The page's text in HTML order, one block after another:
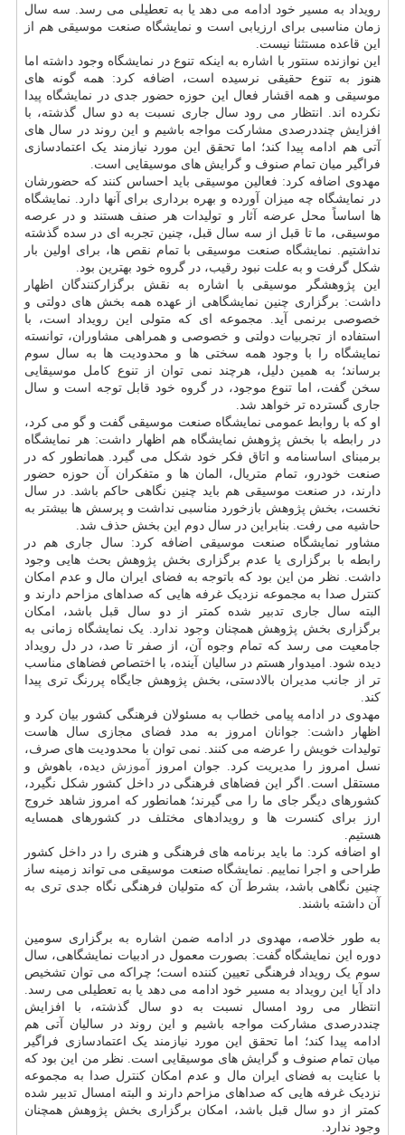
رویداد به مسیر خود ادامه می دهد یا به تعطیلی می رسد. سه سال
زمان مناسبی برای ارزیابی است و نمایشگاه صنعت موسیقی هم از
این قاعده مستثنا نیست.
این نوازنده سنتور با اشاره به اینکه تنوع در نمایشگاه وجود داشته اما
هنوز به تنوع حقیقی نرسیده است، اضافه کرد: همه گونه های
موسیقی و همه اقشار فعال این حوزه حضور جدی در نمایشگاه پیدا
نکرده اند. انتظار می رود سال جاری نسبت به دو سال گذشته، با
افزایش چنددرصدی مشارکت مواجه باشیم و این روند در سال های
آتی هم ادامه پیدا کند؛ اما تحقق این مورد نیازمند یک اعتمادسازی
فراگیر میان تمام صنوف و گرایش های موسیقایی است.
مهدوی اضافه کرد: فعالین موسیقی باید احساس کنند که حضورشان
در نمایشگاه چه میزان آورده و بهره برداری برای آنها دارد. نمایشگاه
ها اساساً محل عرضه آثار و تولیدات هر صنف هستند و در عرصه
موسیقی، ما تا قبل از سه سال قبل، چنین تجربه ای در سده گذشته
نداشتیم. نمایشگاه صنعت موسیقی با تمام نقص ها، برای اولین بار
شکل گرفت و به علت نبود رقیب، در گروه خود بهترین بود.
این پژوهشگر موسیقی با اشاره به نقش برگزارکنندگان اظهار
داشت: برگزاری چنین نمایشگاهی از عهده همه بخش های دولتی و
خصوصی برنمی آید. مجموعه ای که متولی این رویداد است، با
استفاده از تجربیات دولتی و خصوصی و همراهی مشاوران، توانسته
نمایشگاه را با وجود همه سختی ها و محدودیت ها به سال سوم
برساند؛ به همین دلیل، هرچند نمی توان از تنوع کامل موسیقایی
سخن گفت، اما تنوع موجود، در گروه خود قابل توجه است و سال
جاری گسترده تر خواهد شد.
او که با روابط عمومی نمایشگاه صنعت موسیقی گفت و گو می کرد،
در رابطه با بخش پژوهش نمایشگاه هم اظهار داشت: هر نمایشگاه
برمبنای اساسنامه و اتاق فکر خود شکل می گیرد. همانطور که در
صنعت خودرو، تمام متریال، المان ها و متفکران آن حوزه حضور
دارند، در صنعت موسیقی هم باید چنین نگاهی حاکم باشد. در سال
نخست، بخش پژوهش بازخورد مناسبی نداشت و پرسش ها بیشتر به
حاشیه می رفت. بنابراین در سال دوم این بخش حذف شد.
مشاور نمایشگاه صنعت موسیقی اضافه کرد: سال جاری هم در
رابطه با برگزاری یا عدم برگزاری بخش پژوهش بحث هایی وجود
داشت. نظر من این بود که باتوجه به فضای ایران مال و عدم امکان
کنترل صدا به مجموعه نزدیک غرفه هایی که صداهای مزاحم دارند و
البته سال جاری تدبیر شده کمتر از دو سال قبل باشد، امکان
برگزاری بخش پژوهش همچنان وجود ندارد. یک نمایشگاه زمانی به
جامعیت می رسد که تمام وجوه آن، از صفر تا صد، در دل رویداد
دیده شود. امیدوار هستم در سالیان آینده، با اختصاص فضاهای مناسب
تر از جانب مدیران بالادستی، بخش پژوهش جایگاه پررنگ تری پیدا
کند.
مهدوی در ادامه پیامی خطاب به مسئولان فرهنگی کشور بیان کرد و
اظهار داشت: جوانان امروز به مدد فضای مجازی سال هاست
تولیدات خویش را عرضه می کنند. نمی توان با محدودیت های صرف،
نسل امروز را مدیریت کرد. جوان امروز
آموزش دیده، باهوش و
مستقل است. اگر این فضاهای فرهنگی در داخل کشور شکل نگیرد،
کشورهای دیگر جای ما را می گیرند؛ همانطور که امروز شاهد خروج
ارز برای کنسرت ها و رویدادهای مختلف در کشورهای همسایه
هستیم.
او اضافه کرد: ما باید برنامه های فرهنگی و هنری را در داخل کشور
طراحی و اجرا نماییم. نمایشگاه صنعت موسیقی می تواند زمینه ساز
چنین نگاهی باشد، بشرط آن که متولیان فرهنگی نگاه جدی تری به
آن داشته باشند.
به طور خلاصه، مهدوی در ادامه ضمن اشاره به برگزاری سومین
دوره این نمایشگاه گفت: بصورت معمول در ادبیات نمایشگاهی، سال
سوم یک رویداد فرهنگی تعیین کننده است؛ چراکه می توان تشخیص
داد آیا این رویداد به مسیر خود ادامه می دهد یا به تعطیلی می رسد.
انتظار می رود امسال نسبت به دو سال گذشته، با افزایش
چنددرصدی مشارکت مواجه باشیم و این روند در سالیان آتی هم
ادامه پیدا کند؛ اما تحقق این مورد نیازمند یک اعتمادسازی فراگیر
میان تمام صنوف و گرایش های موسیقایی است. نظر من این بود که
با عنایت به فضای ایران مال و عدم امکان کنترل صدا به مجموعه
نزدیک غرفه هایی که صداهای مزاحم دارند و البته امسال تدبیر شده
کمتر از دو سال قبل باشد، امکان برگزاری بخش پژوهش همچنان
وجود ندارد.